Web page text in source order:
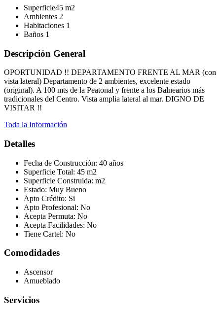
Superficie45 m2
Ambientes 2
Habitaciones 1
Baños 1
Descripción General
OPORTUNIDAD !! DEPARTAMENTO FRENTE AL MAR (con
vista lateral) Departamento de 2 ambientes, excelente estado
(original). A 100 mts de la Peatonal y frente a los Balnearios más
tradicionales del Centro. Vista amplia lateral al mar. DIGNO DE
VISITAR !!
Toda la Información
Detalles
Fecha de Construcción: 40 años
Superficie Total: 45 m2
Superficie Construida: m2
Estado: Muy Bueno
Apto Crédito: Si
Apto Profesional: No
Acepta Permuta: No
Acepta Facilidades: No
Tiene Cartel: No
Comodidades
Ascensor
Amueblado
Servicios